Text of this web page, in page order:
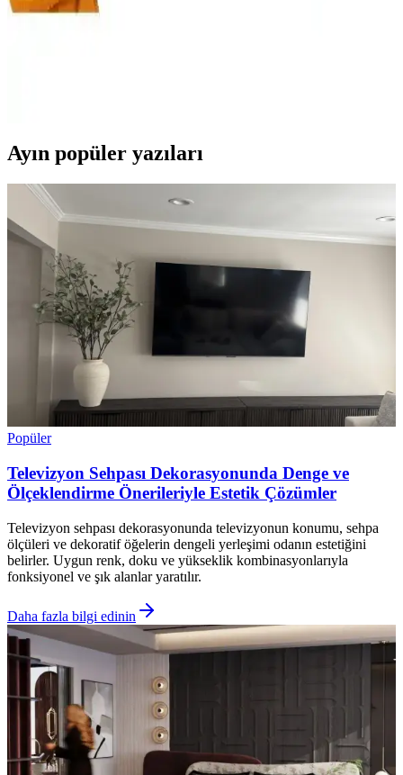
Minera Ahşap Montessori Öğrenme Kulesi: Güvenli
Ayın popüler yazıları
Popüler
Televizyon Sehpası Dekorasyonunda Denge ve
Ölçeklendirme Önerileriyle Estetik Çözümler
Televizyon sehpası dekorasyonunda televizyonun konumu, sehpa
ölçüleri ve dekoratif öğelerin dengeli yerleşimi odanın estetiğini
belirler. Uygun renk, doku ve yükseklik kombinasyonlarıyla
fonksiyonel ve şık alanlar yaratılır.
Daha fazla bilgi edinin